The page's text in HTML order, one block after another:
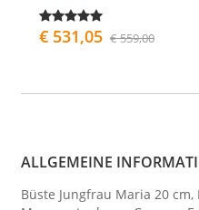
€ 531,05 € 559,00
ALLGEMEINE
Büste Jungfrau Maria 20